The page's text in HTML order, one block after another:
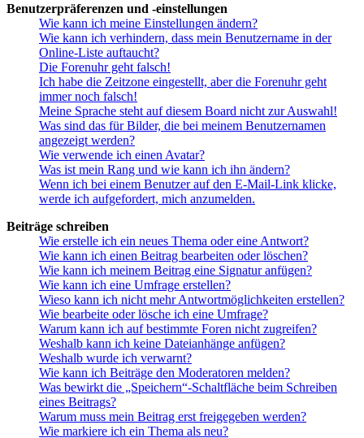
Benutzerpräferenzen und -einstellungen
Wie kann ich meine Einstellungen ändern?
Wie kann ich verhindern, dass mein Benutzername in der
Online-Liste auftaucht?
Die Forenuhr geht falsch!
Ich habe die Zeitzone eingestellt, aber die Forenuhr geht
immer noch falsch!
Meine Sprache steht auf diesem Board nicht zur Auswahl!
Was sind das für Bilder, die bei meinem Benutzernamen
angezeigt werden?
Wie verwende ich einen Avatar?
Was ist mein Rang und wie kann ich ihn ändern?
Wenn ich bei einem Benutzer auf den E-Mail-Link klicke,
werde ich aufgefordert, mich anzumelden.
Beiträge schreiben
Wie erstelle ich ein neues Thema oder eine Antwort?
Wie kann ich einen Beitrag bearbeiten oder löschen?
Wie kann ich meinem Beitrag eine Signatur anfügen?
Wie kann ich eine Umfrage erstellen?
Wieso kann ich nicht mehr Antwortmöglichkeiten erstellen?
Wie bearbeite oder lösche ich eine Umfrage?
Warum kann ich auf bestimmte Foren nicht zugreifen?
Weshalb kann ich keine Dateianhänge anfügen?
Weshalb wurde ich verwarnt?
Wie kann ich Beiträge den Moderatoren melden?
Was bewirkt die „Speichern“-Schaltfläche beim Schreiben
eines Beitrags?
Warum muss mein Beitrag erst freigegeben werden?
Wie markiere ich ein Thema als neu?